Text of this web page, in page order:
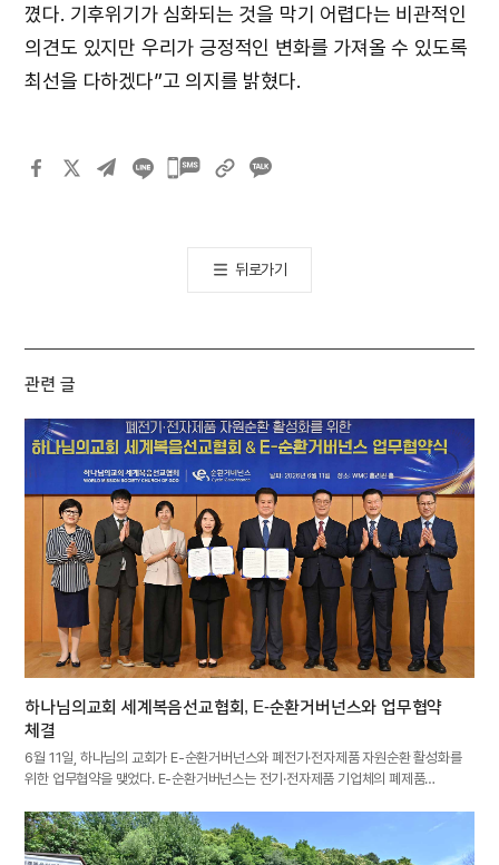
꼈다. 기후위기가 심화되는 것을 막기 어렵다는 비관적인
의견도 있지만 우리가 긍정적인 변화를 가져올 수 있도록
최선을 다하겠다”고 의지를 밝혔다.
카카오톡
뒤로가기
관련 글
하나님의교회 세계복음선교협회, E-순환거버넌스와 업무협약
체결
6월 11일, 하나님의 교회가 E-순환거버넌스와 폐전기·전자제품 자원순환 활성화를
위한 업무협약을 맺었다. E-순환거버넌스는 전기·전자제품 기업체의 폐제품…